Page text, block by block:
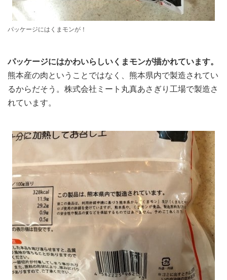
パッケージにはくまモンが！
パッケージにはかわいらしいくまモンが描かれています。
熊本産の肉ということではなく、熊本県内で製造されてい
るからだそう。株式会社ミート丸真あさぎり工場で製造さ
れています。